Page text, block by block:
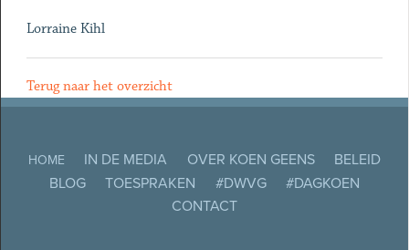
Lorraine Kihl
Terug naar het overzicht
HOME IN DE MEDIA OVER KOEN GEENS
BELEID
BLOG
TOESPRAKEN #DWVG
#DAGKOEN
CONTACT